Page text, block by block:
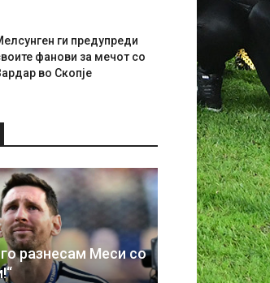
ги предупреди
фанови за мечот со
во Скопје
разнесам Меси со